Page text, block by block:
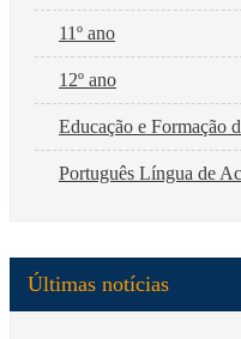
11º ano
12º ano
Educação e Formação
Português Língua de
Últimas notícias